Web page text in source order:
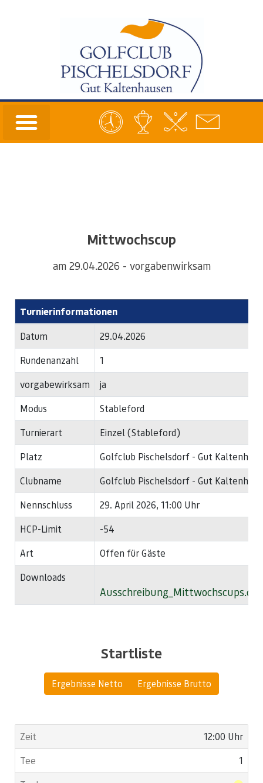
Mittwochscup
am 29.04.2026 - vorgabenwirksam
Turnierinformationen
Datum
29.04.2026
Rundenanzahl
1
vorgabewirksam
ja
Modus
Stableford
Turnierart
Einzel (Stableford)
Platz
Golfclub Pischelsdorf - Gut
Clubname
Golfclub Pischelsdorf - Gut
Nennschluss
29. April 2026, 11:00 Uhr
HCP-Limit
-54
Art
Offen für Gäste
Downloads
Startliste
Ergebnisse Netto Ergebnisse Brutto
12:00 Uhr
1